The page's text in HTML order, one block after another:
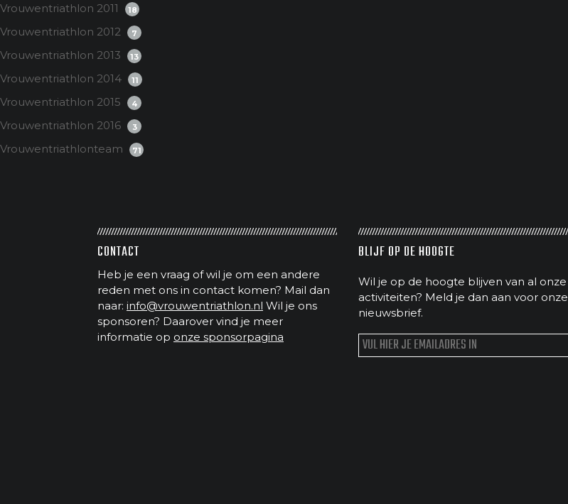
Vrouwentriathlon 2011 18
Vrouwentriathlon 2012 7
Vrouwentriathlon 2013 13
Vrouwentriathlon 2014 11
Vrouwentriathlon 2015 4
Vrouwentriathlon 2016 3
Vrouwentriathlonteam 71
CONTACT
Heb je een vraag of wil je om een andere
reden met ons in contact komen? Mail dan
naar: info@vrouwentriathlon.nl Wil je ons
sponsoren? Daarover vind je meer
informatie op onze sponsorpagina
BLIJF OP DE HOOGTE
Wil je op de hoogte blijven van al onze
activiteiten? Meld je dan aan voor onze
nieuwsbrief.